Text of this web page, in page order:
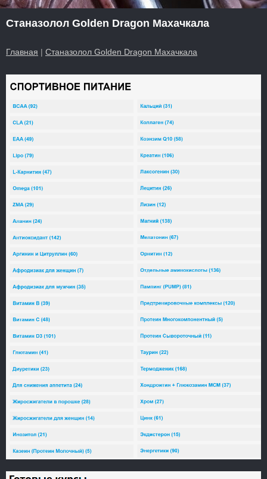
Станазолол Golden Dragon Махачкала
Главная | Станазолол Golden Dragon Махачкала